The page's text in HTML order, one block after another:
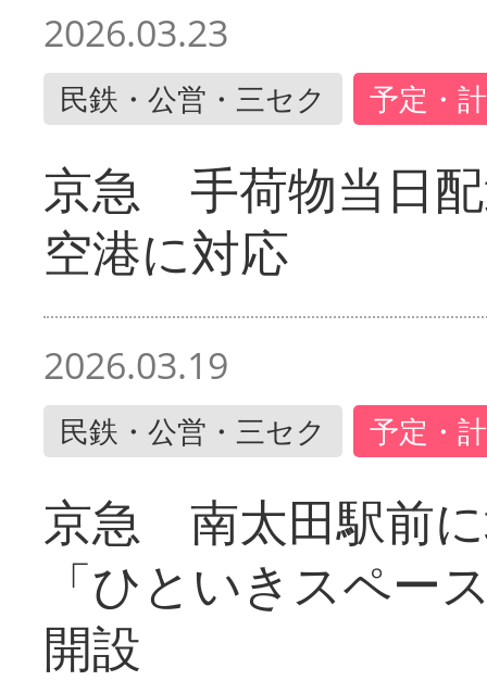
2026.03.23
民鉄・公営・三セク 予定・
京急 手荷物当日
空港に対応
2026.03.19
民鉄・公営・三セク 予定・
京急 南太田駅前
「ひといきスペー
開設